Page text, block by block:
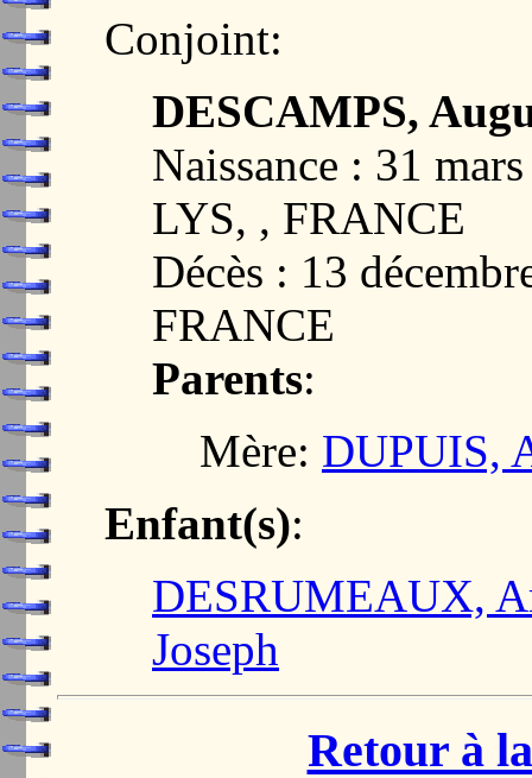
Conjoint:
DESCAMPS,
Naissance : 31
LYS, , FRANCE
Décès : 13
FRANCE
Parents:
Mère: DUPUIS,
Enfant(s):
DESRUMEAUX,
Joseph
Retour à